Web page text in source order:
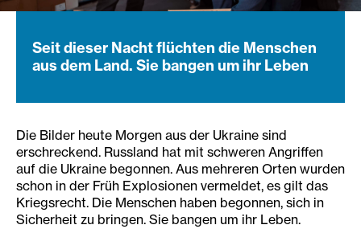
Seit dieser Nacht flüchten die Menschen
aus dem Land. Sie bangen um ihr Leben
Die Bilder heute Morgen aus der Ukraine sind
erschreckend. Russland hat mit schweren Angriffen
auf die Ukraine begonnen. Aus mehreren Orten wurden
schon in der Früh Explosionen vermeldet, es gilt das
Kriegsrecht. Die Menschen haben begonnen, sich in
Sicherheit zu bringen. Sie bangen um ihr Leben.